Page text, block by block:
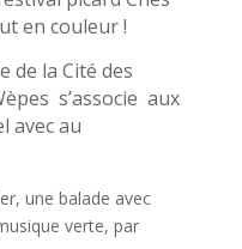
en couleur !
de la Cité des
s’associe aux
avec au
une balade avec
verte, par